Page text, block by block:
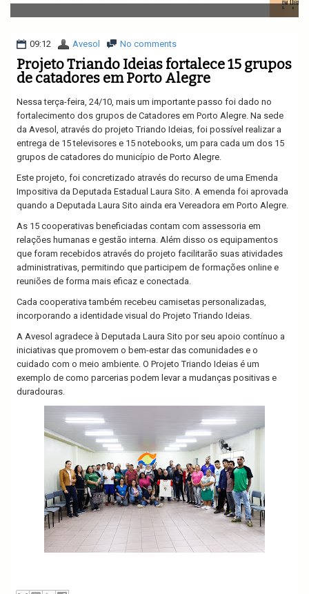
v
i
a
i
o
09:12 Avesol No comments
Projeto Triando Ideias fortalece 15 grupos
de catadores em Porto Alegre
Nessa terça-feira, 24/10, mais um importante passo foi dado no
fortalecimento dos grupos de Catadores em Porto Alegre. Na sede
da Avesol, através do projeto Triando Ideias, foi possível realizar a
entrega de 15 televisores e 15 notebooks, um para cada um dos 15
grupos de catadores do município de Porto Alegre.
Este projeto, foi concretizado através do recurso de uma Emenda
Impositiva da Deputada Estadual Laura Sito. A emenda foi aprovada
quando a Deputada Laura Sito ainda era Vereadora em Porto Alegre.
As 15 cooperativas beneficiadas contam com assessoria em
relações humanas e gestão interna. Além disso os equipamentos
que foram recebidos através do projeto facilitarão suas atividades
administrativas, permitindo que participem de formações online e
reuniões de forma mais eficaz e conectada.
Cada cooperativa também recebeu camisetas personalizadas,
incorporando a identidade visual do Projeto Triando Ideias.
A Avesol agradece à Deputada Laura Sito por seu apoio contínuo a
iniciativas que promovem o bem-estar das comunidades e o
cuidado com o meio ambiente. O Projeto Triando Ideias é um
exemplo de como parcerias podem levar a mudanças positivas e
duradouras.